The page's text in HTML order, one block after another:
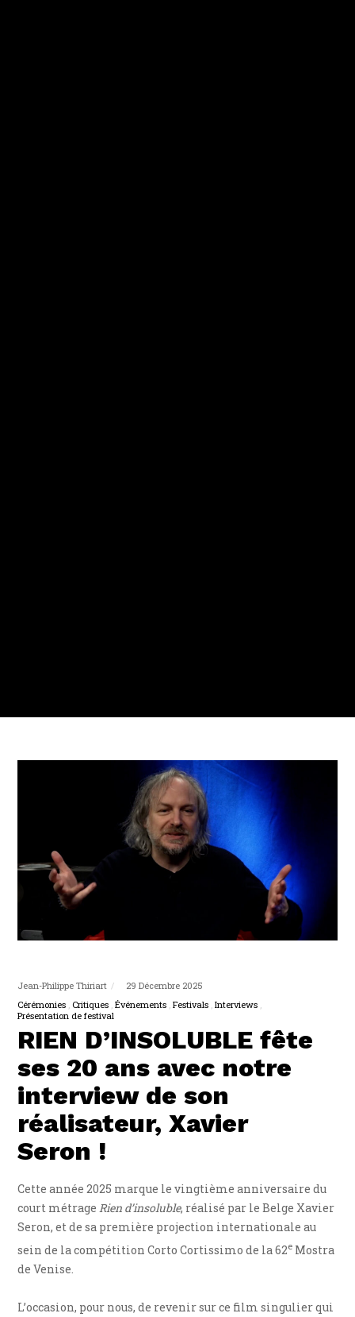
Jean-Philippe Thiriart
29 Décembre 2025
Cérémonies Critiques Événements Festivals Interviews
Présentation de festival
RIEN D’INSOLUBLE fête
ses 20 ans avec notre
interview de son
réalisateur, Xavier
Seron !
Cette année 2025 marque le vingtième anniversaire du
court métrageRien d’insoluble, réalisé par le Belge Xavier
Seron, et de sa première projection internationale au
sein de la compétition Corto Cortissimo de la 62e Mostra
de Venise.
L’occasion, pour nous, de revenir sur ce film singulier qui